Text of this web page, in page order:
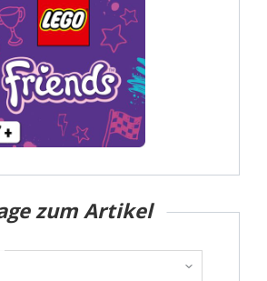
und Impressum
zum Artikel